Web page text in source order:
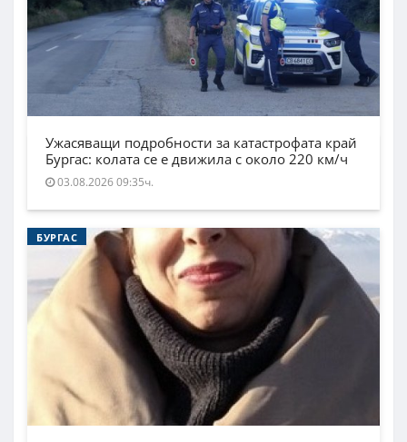
Ужасяващи подробности за катастрофата край
Бургас: колата се е движила с около 220 км/ч
03.08.2026 09:35ч.
БУРГАС